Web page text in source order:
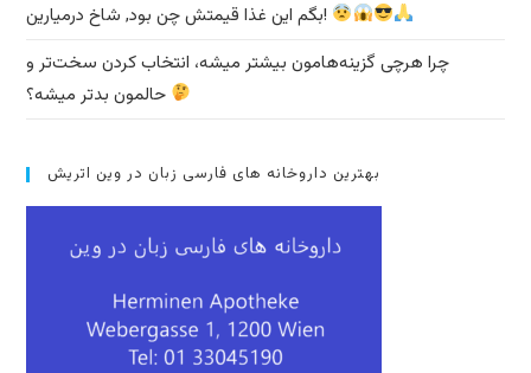
بگم این غذا قیمتش چن بود, شاخ درمیارین!
چرا هرچی گزینه‌هامون بیشتر میشه، انتخاب کردن سخت‌تر و
بهترین داروخانه های فارسی زبان در وین اتریش